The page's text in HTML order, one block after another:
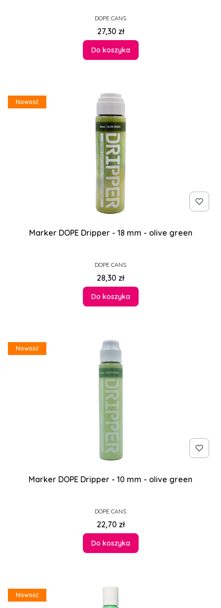
PRODUCENT
DOPE CANS
Cena
27,30 zł
Do koszyka
Nowość
Marker DOPE Dripper - 18 mm - olive green
PRODUCENT
DOPE CANS
Cena
28,30 zł
Do koszyka
Nowość
Marker DOPE Dripper - 10 mm - olive green
PRODUCENT
DOPE CANS
Cena
22,70 zł
Do koszyka
Nowość